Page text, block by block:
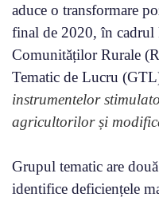
aduce o transformare
final de 2020, în cadrul
Comunităților Rurale
Tematic de Lucru
instrumentelor
agricultorilor și
Grupul tematic are
identifice deficiențele